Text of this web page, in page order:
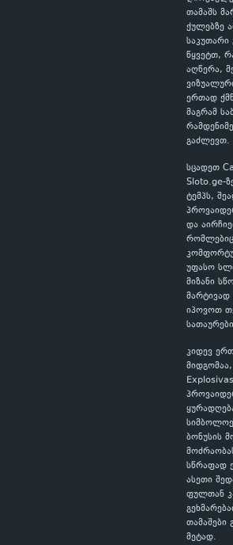
თამაშს
ქულებზე
წყვეტთ,
აღწერა,
ერთად
მაგრამ
გაძლევთ.
სცადეთ
Sloto.ge-
ტემპს,
და
უფასო
მიზანი
მარტივად
იპოვოთ
კიდევ
ბონუსის
სწრაფად
ასეთი
ფულთან
თამაშები
მეტად.